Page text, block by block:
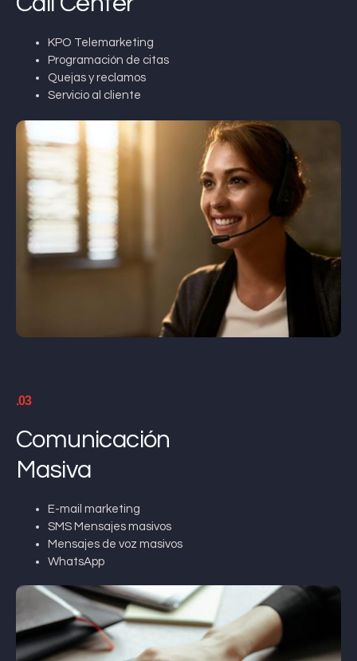
KPO Telemarketing
Programación de citas
Quejas y reclamos
Servicio al cliente
.03
Comunicación
Masiva
E-mail marketing
SMS Mensajes masivos
Mensajes de voz masivos
WhatsApp